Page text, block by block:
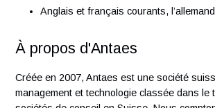
Solide expertise en gestion de
du service client, aptitude à
Bonne organisation, flexibilité et
situations complexes,